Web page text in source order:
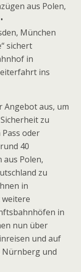
aus Polen,
München
sichert
in
ins
Angebot aus, um
zu
oder
40
Polen,
zu
in
in
nun über
und auf
Nürnberg und